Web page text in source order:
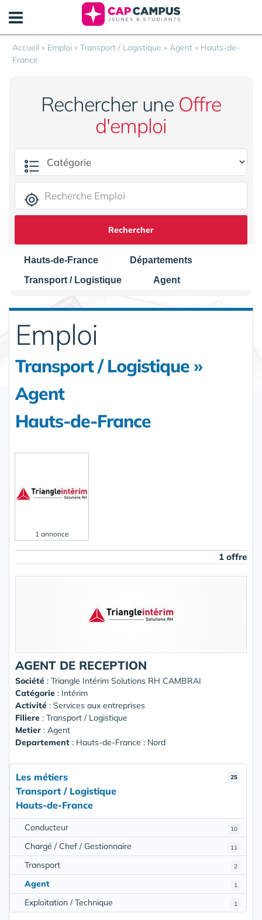
Accueil » Emploi » Transport / Logistique » Agent » Hauts-de-
France
Rechercher une Offre
d'emploi
Rechercher
Hauts-de-France
Départements
Transport / Logistique
Agent
Emploi
Transport / Logistique »
Agent
Hauts-de-France
1 annonce
1 offre
AGENT DE RECEPTION
Société : Triangle Intérim Solutions RH CAMBRAI
Catégorie : Intérim
Activité : Services aux entreprises
Filiere : Transport / Logistique
Metier : Agent
Departement : Hauts-de-France : Nord
25
Les métiers
Transport / Logistique
Hauts-de-France
10
Conducteur
11
Chargé / Chef / Gestionnaire
2
Transport
1
Agent
1
Exploitation / Technique
Panneau de gestion des cookies